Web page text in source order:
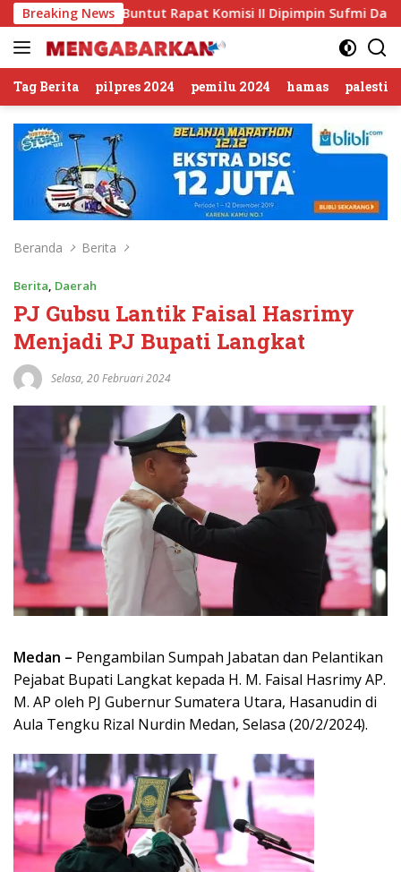
Langsung
ke
konten
Breaking News
Buntut Rapat Komisi II Dipimpin Sufmi Dasco Ahmad
Tag Berita pilpres 2024 pemilu 2024 hamas
Beranda Berita
Berita, Daerah
PJ Gubsu Lantik Faisal Hasrimy
Menjadi PJ Bupati Langkat
Selasa, 20 Februari 2024
Medan – Pengambilan Sumpah Jabatan dan Pelantikan
Pejabat Bupati Langkat kepada H. M. Faisal Hasrimy AP.
M. AP oleh PJ Gubernur Sumatera Utara, Hasanudin di
Aula Tengku Rizal Nurdin Medan, Selasa (20/2/2024).